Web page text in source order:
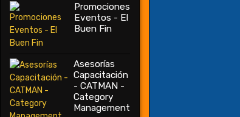
Promociones
Eventos - El
Buen Fin
Asesorías
Capacitación
- CATMAN -
Category
Management